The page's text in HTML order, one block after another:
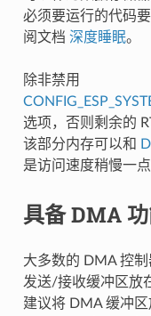
必须要运行的代码
阅文档 深度睡眠。
除非禁用
选项，否则剩余的
该部分内存可以和
是访问速度稍慢一点
具备 DMA
大多数的 DMA 控
发送/接收缓冲区放
建议将 DMA 缓冲